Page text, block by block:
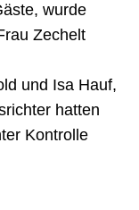
wurde
Zechelt
und Isa Hauf,
hatten
Kontrolle